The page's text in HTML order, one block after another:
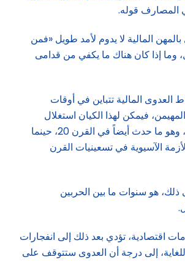
المصارف قوله.
لأكثر من 10 أعوام، فيما عمل قرابة نصفهم لأكثر من 15 عاماً. لذا، وبما أن العمل بالمهن المالية لا يدوم لأمد طويل «فمن
العقد المقبل، وما إذا كان هناك ما يكفي من قدامى
العدوى المالية تتباين في أوقات
فيمكن لهذا الكيان استغلال
سطوته السياسية أو النقدية، ويقصد بذلك الاحتياطات، في احتواء الصدمات. وقد حدث هذا بالفعل في القرن 19، حينما كانت الإمبراطورية البريطانية هي المهيمنة، وهو ما حدث أيضاً في القرن 20، حينما
الآسيوية في تسعينيات القرن
ذلك، هو سنوات ما بين الحربين
اقتصادية، تؤدي بعد ذلك إلى انفجارات
مُجزءاً للغاية، إلى درجة أن العدوى ستتوقف على